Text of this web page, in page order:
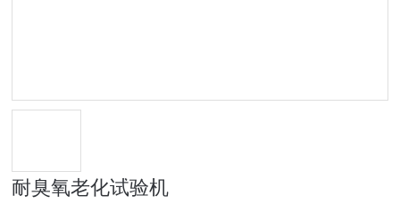
耐臭氧老化试验机